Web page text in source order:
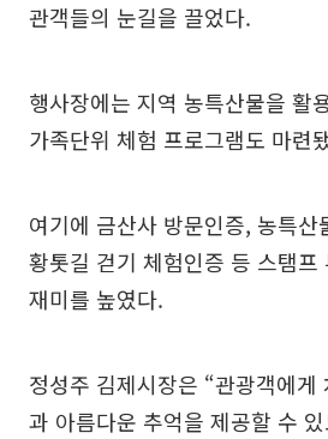
관객들의 눈길을 끌었다.
행사장에는 지역 농특산물을 활
가족단위 체험 프로그램도 마련
여기에 금산사 방문인증, 농특산
황톳길 걷기 체험인증 등 스탬프
재미를 높였다.
정성주 김제시장은 “관광객에게
과 아름다운 추억을 제공할 수